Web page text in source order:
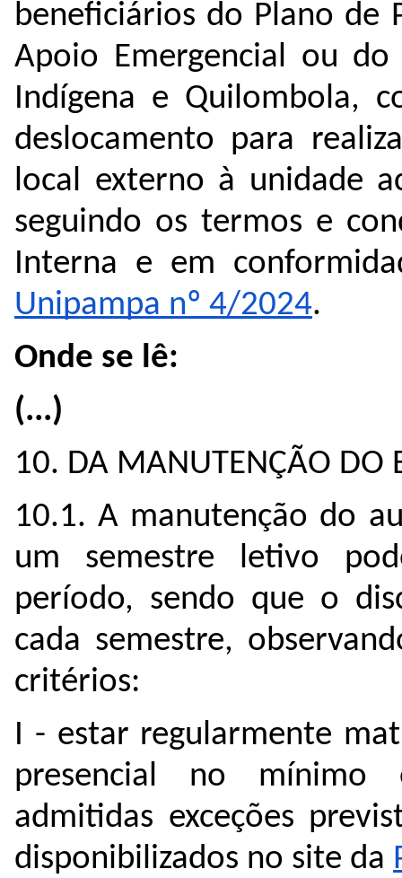
beneficiários do Plano de
Apoio Emergencial ou
Indígena e Quilombola,
deslocamento para
local externo à unidade
seguindo os termos e
Interna e em
Unipampa nº 4/2024.
Onde se lê:
(...)
10. DA MANUTENÇÃO DO
10.1. A manutenção do
um semestre letivo
período, sendo que o
cada semestre,
critérios:
I - estar regularmente
presencial no mínimo
admitidas exceções
disponibilizados no site da